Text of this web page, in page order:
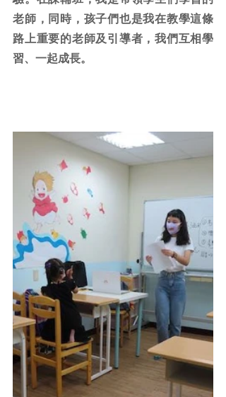
老師，同時，孩子們也是我在教學這條
路上重要的老師及引導者，我們互相學
習、一起成長。